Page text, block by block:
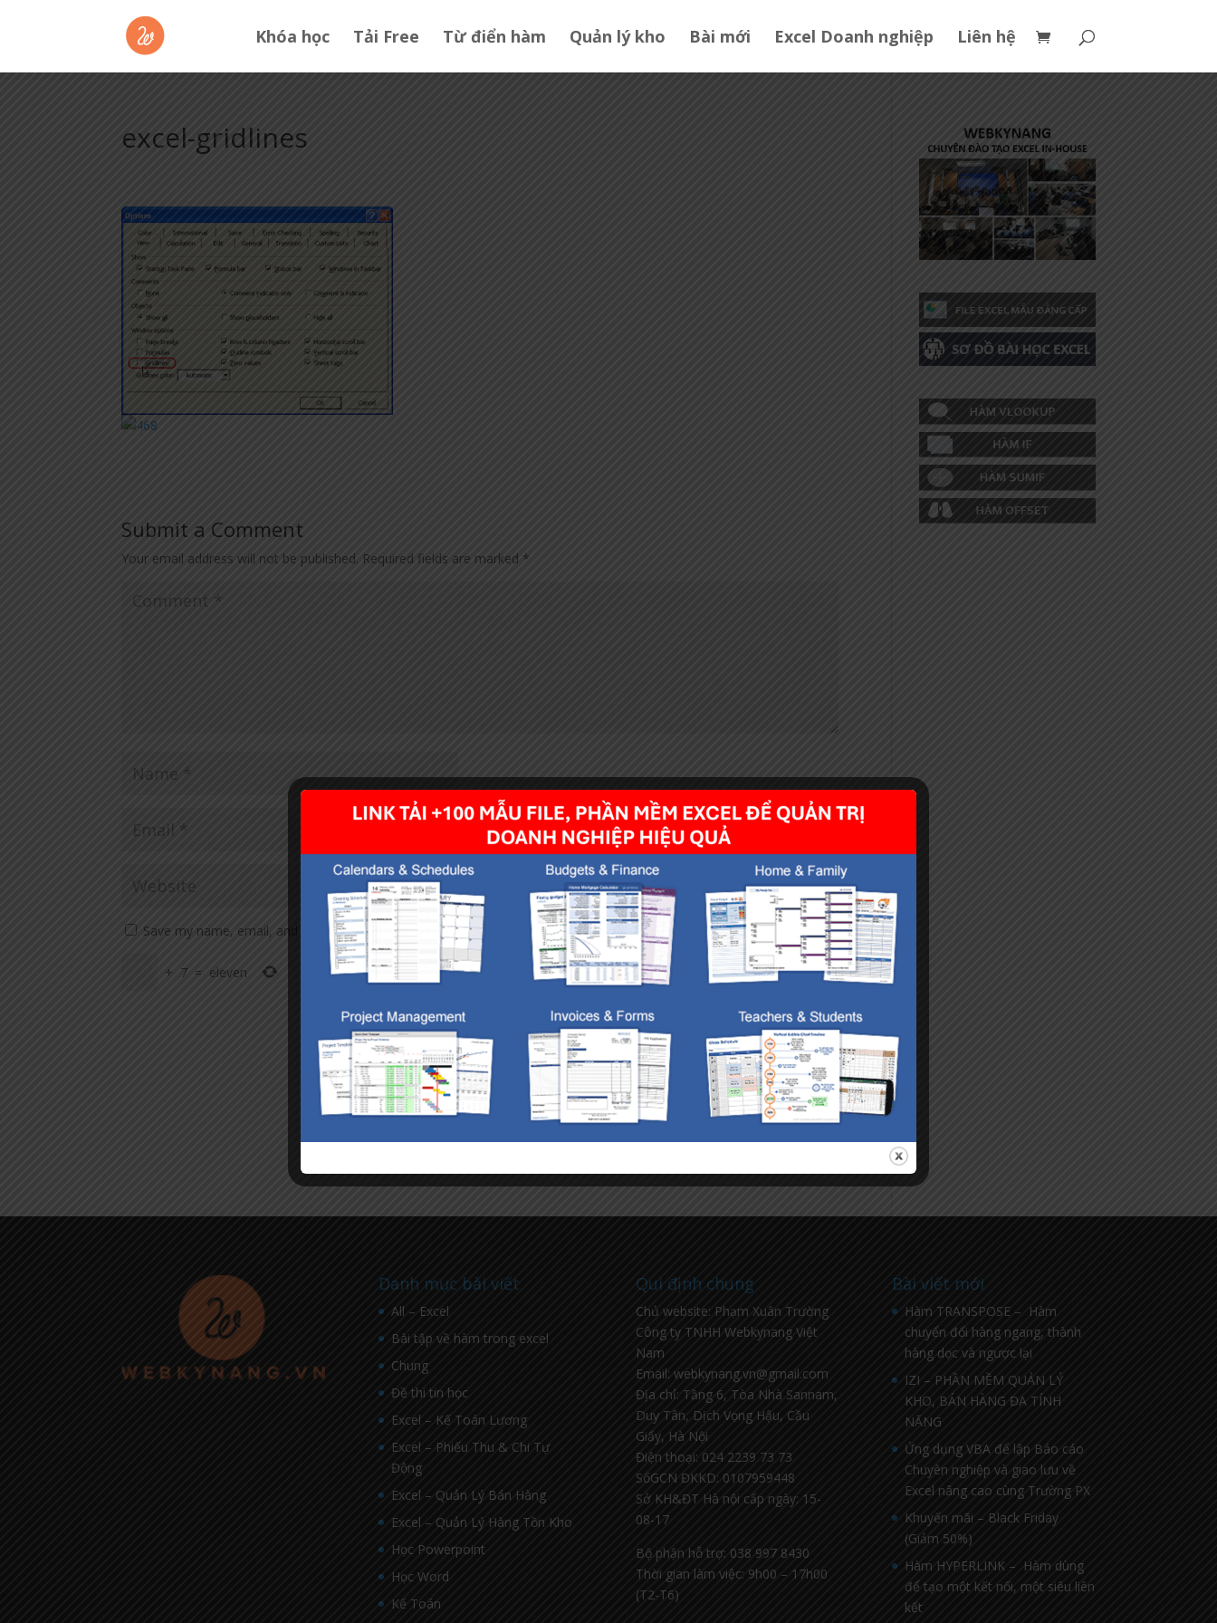
Khóa học Tải Free Từ điển hàm Quản lý kho Bài mới Excel Doanh nghiệp Liên hệ
excel-gridlines
Submit a Comment
Your email address will not be published. Required fields are marked *
Save my name, email, and website in this browser for the next time I comment.
+ 7 = eleven
Danh mục bài viết
All – Excel
Bài tập về hàm trong excel
Chung
Đề thi tin học
Excel – Kế Toán Lương
Excel – Phiếu Thu & Chi Tự
Động
Excel – Quản Lý Bán Hàng
Excel – Quản Lý Hàng Tồn Kho
Học Powerpoint
Học Word
Kế Toán
Qui định chung
Chủ website: Phạm Xuân Trường
Công ty TNHH Webkynang Việt
Nam
Email: webkynang.vn@gmail.com
Địa chỉ: Tầng 6, Tòa Nhà Sannam,
Duy Tân, Dịch Vọng Hậu, Cầu
Giấy, Hà Nội
Điện thoại: 024 2239 73 73
SốGCN ĐKKD: 0107959448
Sở KH&ĐT Hà nội cấp ngày: 15-
08-17
Bộ phận hỗ trợ: 038 997 8430
Thời gian làm việc: 9h00 – 17h00
(T2-T6)
Bài viết mới
Hàm TRANSPOSE – Hàm
chuyển đổi hàng ngang, thành
hàng dọc và ngược lại
IZI – PHẦN MỀM QUẢN LÝ
KHO, BÁN HÀNG ĐA TÍNH
NĂNG
Ứng dụng VBA để lập Báo cáo
Chuyên nghiệp và giao lưu về
Excel nâng cao cùng Trường PX
Khuyến mãi – Black Friday
(Giảm 50%)
Hàm HYPERLINK – Hàm dùng
để tạo một kết nối, một siêu liên
kết